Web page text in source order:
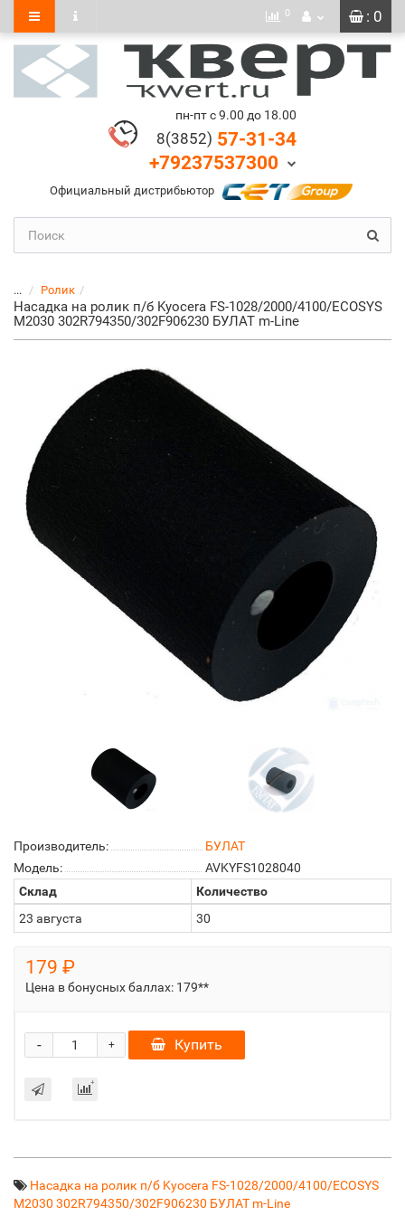
: 0
0
пн-пт с 9.00 до 18.00
8(3852) 57-31-34
+79237537300
Официальный дистрибьютор
... Ролик
Насадка на ролик п/б Kyocera FS-1028/2000/4100/ECOSYS
M2030 302R794350/302F906230 БУЛАТ m-Line
Производитель:
БУЛАТ
Модель:
AVKYFS1028040
Склад
Количество
23 августа
30
179 ₽
Цена в бонусных баллах: 179**
+
- Купить
Насадка на ролик п/б Kyocera FS-1028/2000/4100/ECOSYS
M2030 302R794350/302F906230 БУЛАТ m-Line